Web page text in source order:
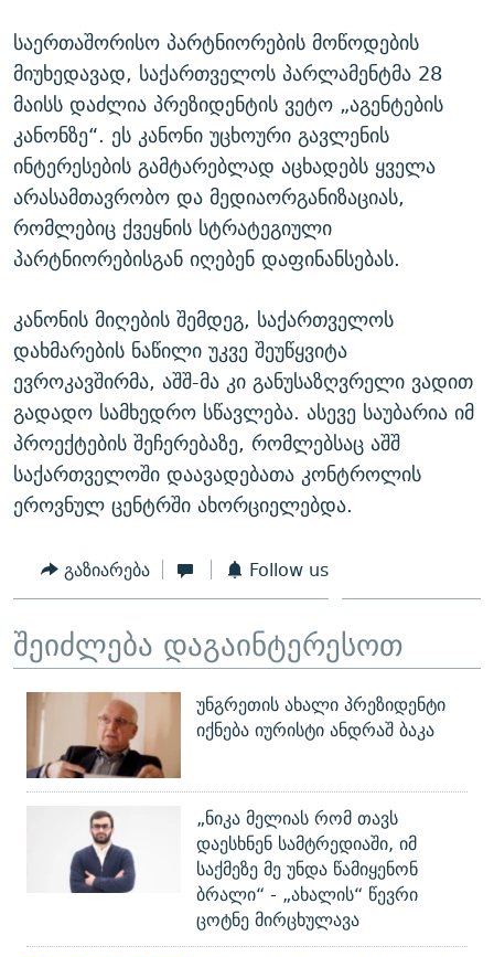
საერთაშორისო პარტნიორების მოწოდების
მიუხედავად, საქართველოს პარლამენტმა 28
მაისს დაძლია პრეზიდენტის ვეტო „აგენტების
კანონზე“. ეს კანონი უცხოური გავლენის
ინტერესების გამტარებლად აცხადებს ყველა
არასამთავრობო და მედიაორგანიზაციას,
რომლებიც ქვეყნის სტრატეგიული
პარტნიორებისგან იღებენ დაფინანსებას.
კანონის მიღების შემდეგ, საქართველოს
დახმარების ნაწილი უკვე შეუწყვიტა
ევროკავშირმა, აშშ-მა კი განუსაზღვრელი ვადით
გადადო სამხედრო სწავლება. ასევე საუბარია იმ
პროექტების შეჩერებაზე, რომლებსაც აშშ
საქართველოში დაავადებათა კონტროლის
ეროვნულ ცენტრში ახორციელებდა.
გაზიარება Follow us
შეიძლება დაგაინტერესოთ
უნგრეთის ახალი პრეზიდენტი
იქნება იურისტი ანდრაშ ბაკა
„ნიკა მელიას რომ თავს
დაესხნენ სამტრედიაში, იმ
საქმეზე მე უნდა წამიყენონ
ბრალი“ - „ახალის“ წევრი
ცოტნე მირცხულავა